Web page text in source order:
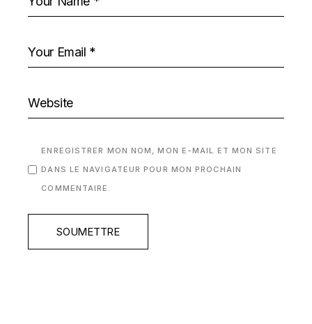
ENREGISTRER MON NOM, MON E-MAIL ET MON SITE
DANS LE NAVIGATEUR POUR MON PROCHAIN
COMMENTAIRE.
SOUMETTRE